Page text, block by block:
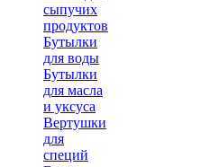
сыпучих
продуктов
Бутылки
для воды
Бутылки
для масла
и уксуса
Вертушки
для
специй